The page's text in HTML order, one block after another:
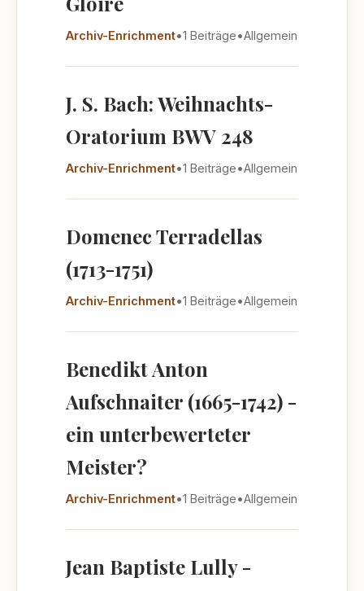
Archiv-Enrichment•1 Beiträge•Allgemein
J. S. Bach: Weihnachts-
Oratorium BWV 248
Archiv-Enrichment•1 Beiträge•Allgemein
Domenec Terradellas
(1713-1751)
Archiv-Enrichment•1 Beiträge•Allgemein
Benedikt Anton
Aufschnaiter (1665-1742) -
ein unterbewerteter
Meister?
Archiv-Enrichment•1 Beiträge•Allgemein
Jean Baptiste Lully -